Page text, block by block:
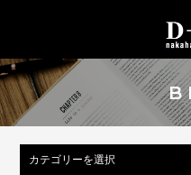
カテゴリーを選択